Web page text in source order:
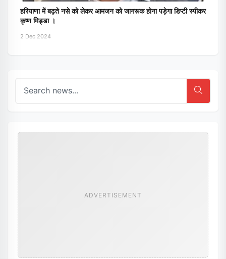
हरियाणा में बढ़ते नसे को लेकर आमजन को जागरूक होना पड़ेगा डिप्टी स्पीकर
कृष्ण मिड्डा ।
2 Dec 2024
ADVERTISEMENT